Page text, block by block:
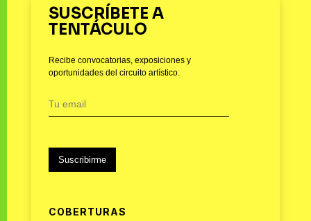
SUSCRÍBETE A
TENTÁCULO
Recibe convocatorias, exposiciones y
oportunidades del circuito artístico.
Suscribirme
COBERTURAS